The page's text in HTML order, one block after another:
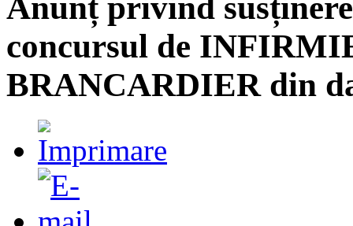
Anunț privind
concursul de
BRANCARDIER din